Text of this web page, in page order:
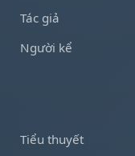
Tác giả
Người kể
Tiểu thuyết